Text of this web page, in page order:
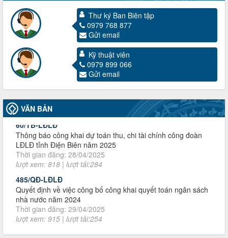
Thư ký Ban Biên tập
0979 768 877
Gửi email
Kỹ thuật viên
0979 899 066
Gửi email
VĂN BẢN
3716/TLD-TC
Công văn hướng dẫn công tác quả lý tài chính, tài sản công
đoàn khi đơn vị sát nhập, chấm dứt hoạt động
Thời gian đăng: 13/04/2025
lượt xem: 2003 | lượt tải:719
Thông báo công khai dự toán thu, chi tài chính công đoàn
LĐLĐ tỉnh Điện Biên năm 2025
Thời gian đăng: 28/04/2025
lượt xem: 818 | lượt tải:284
485/QĐ-LĐLĐ
Quyết định về việc công bố công khai quyết toán ngân sách
nhà nước năm 2024
Thời gian đăng: 29/04/2025
lượt xem: 915 | lượt tải:254
2930/TLĐ-TC
Công văn số 2930/TLĐ-TC, ngày 31/12/2024 của Tổng
LĐLĐ Việt Nam về việc quy định tỷ lệ phân phối tự động
KPCĐ 2% qua tài khoản Công đoàn Việt Nam về các cấp